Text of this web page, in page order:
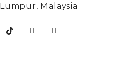
Malaysia